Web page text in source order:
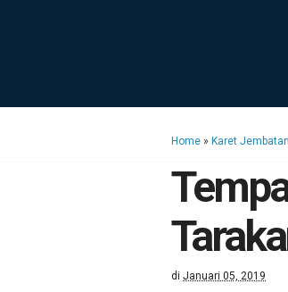
Home » Karet Jembatan
di Januari 05, 2019